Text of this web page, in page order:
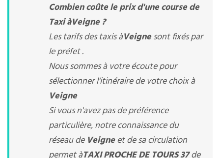
Combien coûte le prix d'une course de
Taxi àVeigne?
Les tarifs des taxis àVeignesont fixés par
le préfet .
Nous sommes à votre écoute pour
sélectionner l'itinéraire de votre choix à
Veigne
Si vous n'avez pas de préférence
particulière, notre connaissance du
réseau de Veigneet de sa circulation